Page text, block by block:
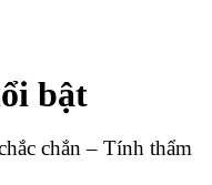
bật
chắn – Tính thẩm